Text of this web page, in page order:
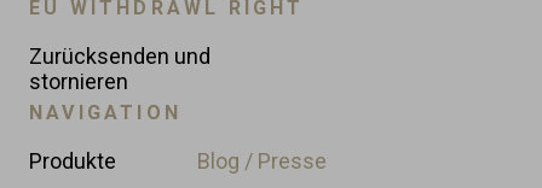
EU WITHDRAWL RIGHT
Zurücksenden und
stornieren
NAVIGATION
Produkte
Blog / Presse